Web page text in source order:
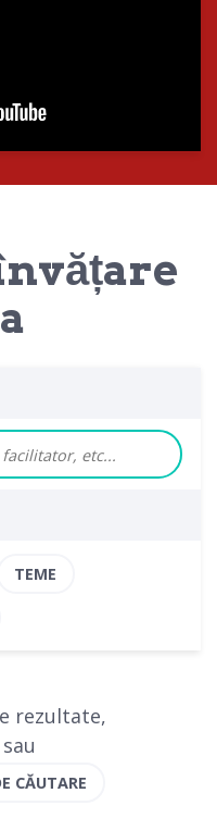
TEME
rezultate,
CĂUTARE